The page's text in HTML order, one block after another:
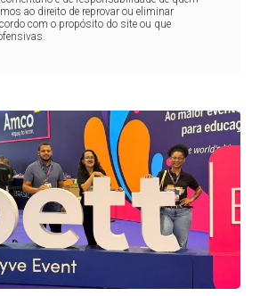
ao direito de reprovar ou eliminar
com o propósito do site ou que